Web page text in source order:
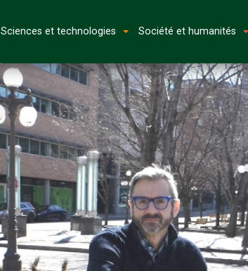
Sciences et technologies Société et humanités